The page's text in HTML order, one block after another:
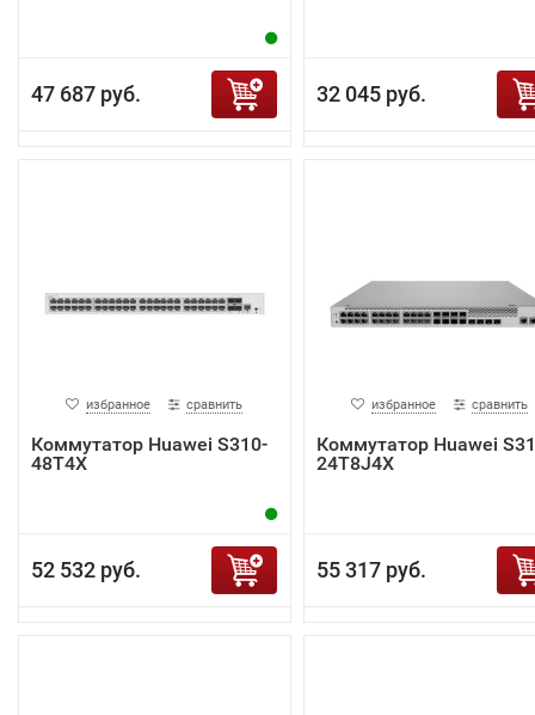
47 687 руб. 32 045 руб.
избранное сравнить
Коммутатор Huawei S310-
48T4X
52 532 руб.
избранное сравнить
Коммутатор Huawei
24T8J4X
55 317 руб.